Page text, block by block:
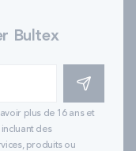
Bultex
S'INSCRIRE
plus de 16 ans et
des
produits ou